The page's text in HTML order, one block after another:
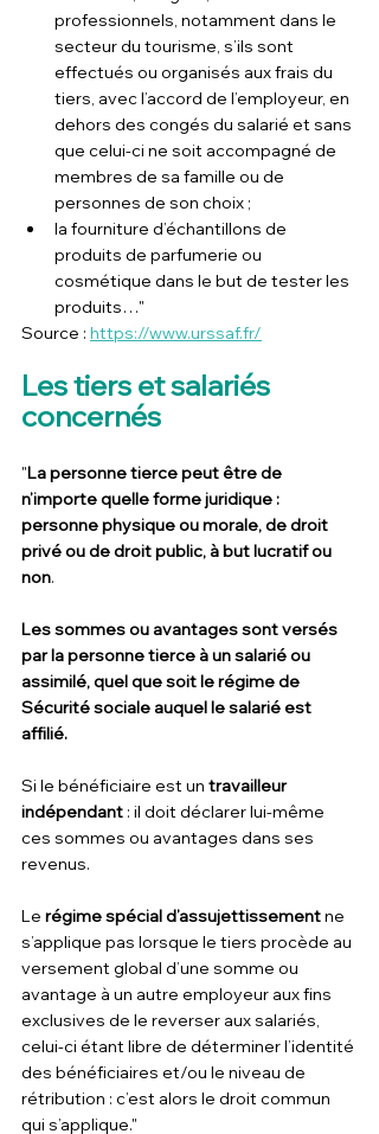
professionnels, notamment dans le
secteur du tourisme, s’ils sont
effectués ou organisés aux frais du
tiers, avec l’accord de l’employeur, en
dehors des congés du salarié et sans
que celui-ci ne soit accompagné de
membres de sa famille ou de
personnes de son choix ;
la fourniture d’échantillons de
produits de parfumerie ou
cosmétique dans le but de tester les
produits…"
Source : https://www.urssaf.fr/
Les tiers et salariés
concernés
"La personne tierce peut être de
n’importe quelle forme juridique :
personne physique ou morale, de droit
privé ou de droit public, à but lucratif ou
non.
Les sommes ou avantages sont versés
par la personne tierce à un salarié ou
assimilé, quel que soit le régime de
Sécurité sociale auquel le salarié est
affilié.
Si le bénéficiaire est un travailleur
indépendant : il doit déclarer lui-même
ces sommes ou avantages dans ses
revenus.
Le régime spécial d’assujettissement ne
s’applique pas lorsque le tiers procède au
versement global d’une somme ou
avantage à un autre employeur aux fins
exclusives de le reverser aux salariés,
celui-ci étant libre de déterminer l’identité
des bénéficiaires et/ou le niveau de
rétribution : c’est alors le droit commun
qui s’applique."